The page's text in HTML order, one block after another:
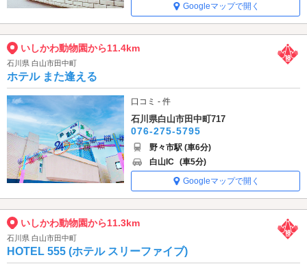
Googleマップで開く
いしかわ動物園から11.4km
石川県 白山市田中町
ホテル また逢える
口コミ - 件
石川県白山市田中町717
076-275-5795
野々市駅 (車6分)
白山IC (車5分)
Googleマップで開く
いしかわ動物園から11.3km
石川県 白山市田中町
HOTEL 555 (ホテル スリーファイブ)